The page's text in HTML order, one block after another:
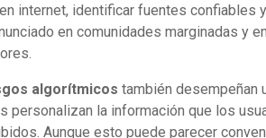
internet, identificar fuentes confiables
en comunidades marginadas y
algorítmicos también desempeñan
personalizan la información que los
Aunque esto puede parecer